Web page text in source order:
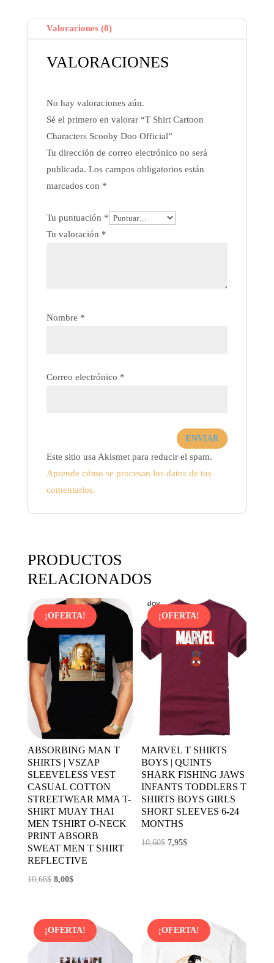
Valoraciones (0)
VALORACIONES
No hay valoraciones aún.
Sé el primero en valorar “T Shirt Cartoon
Characters Scooby Doo Official”
Tu dirección de correo electrónico no será
publicada. Los campos obligatorios están
marcados con *
Tu puntuación *
Tu valoración *
Nombre *
Correo electrónico *
Este sitio usa Akismet para reducir el spam.
Aprende cómo se procesan los datos de tus
comentarios.
PRODUCTOS
RELACIONADOS
¡OFERTA!
ABSORBING MAN T
SHIRTS | VSZAP
SLEEVELESS VEST
CASUAL COTTON
STREETWEAR MMA T-
SHIRT MUAY THAI
MEN TSHIRT O-NECK
PRINT ABSORB
SWEAT MEN T SHIRT
REFLECTIVE
10,66$ El
era:
10,66$.
8,00$El
es:
8,00$.
¡OFERTA!
MARVEL T SHIRTS
BOYS | QUINTS
SHARK FISHING JAWS
INFANTS TODDLERS T
SHIRTS BOYS GIRLS
SHORT SLEEVES 6-24
MONTHS
10,60$ El
7,95$El
¡OFERTA! ¡OFERTA!